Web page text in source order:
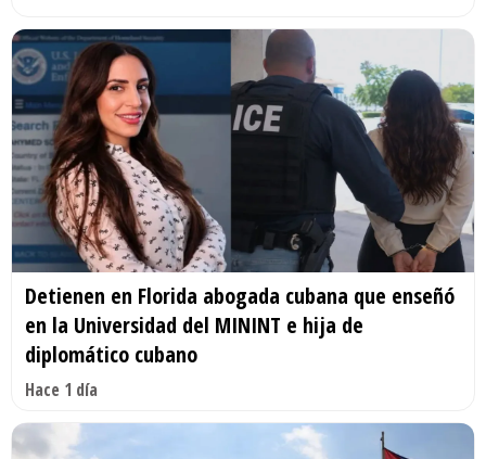
Detienen en Florida abogada cubana que enseñó
en la Universidad del MININT e hija de
diplomático cubano
Hace 1 día